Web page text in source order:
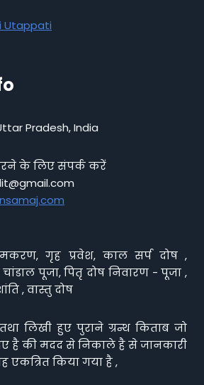
Utappati
Pradesh, India
के लिए संपर्क करें
गृह प्रवेश, काल सर्प दोष ,
पूजा, पितृ दोष निवारण - पूजा ,
, वास्तु दोष
लिखी हुए पुराने ग्रन्थ किताब जो
है की मदद से निकाले है से जानकारी
किया गया है ,